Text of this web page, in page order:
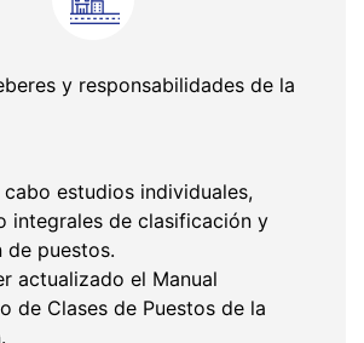
y responsabilidades de la
estudios individuales,
integrales de clasificación y
de puestos.
actualizado el Manual
de Clases de Puestos de la